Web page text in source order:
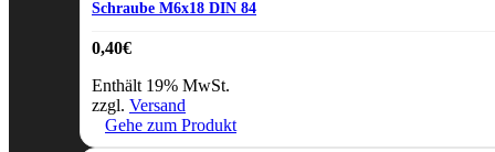
Schraube M6x18 DIN 84
0,40€
Enthält 19% MwSt.
zzgl. Versand
Gehe zum Produkt